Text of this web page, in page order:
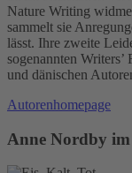
Nature Writing
sammelt sie
lässt. Ihre zweite
sogenannten Writers’
und dänischen
Autorenhomepage
Anne Nordby